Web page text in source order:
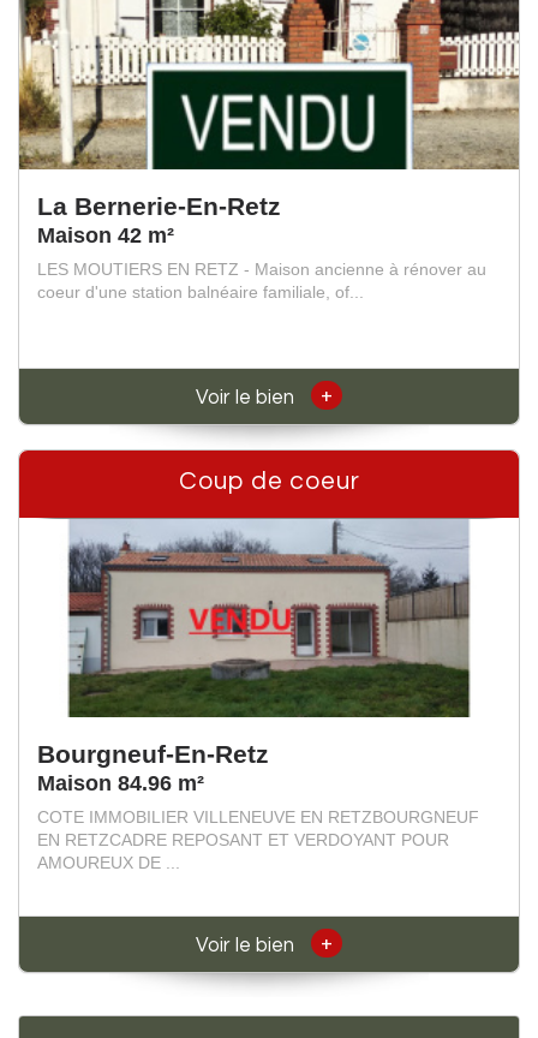
La Bernerie-En-Retz
Maison 42 m²
LES MOUTIERS EN RETZ - Maison ancienne à rénover au
coeur d'une station balnéaire familiale, of...
Voir le bien +
Coup de coeur
Bourgneuf-En-Retz
Maison 84.96 m²
COTE IMMOBILIER VILLENEUVE EN RETZBOURGNEUF
EN RETZCADRE REPOSANT ET VERDOYANT POUR
AMOUREUX DE ...
Voir le bien +